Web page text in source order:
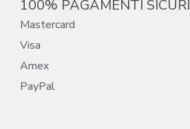
100% PAGAMENTI SICURI
Mastercard
Visa
Amex
PayPal